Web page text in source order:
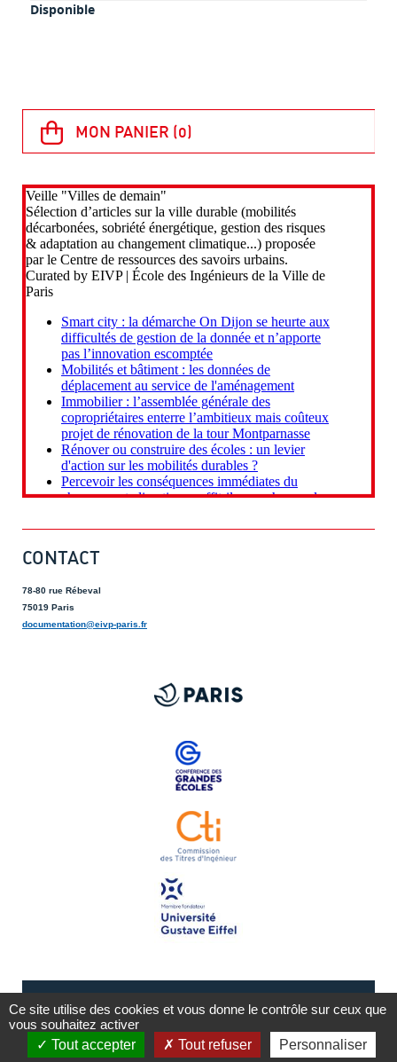
Disponible
CONTACT
78-80 rue Rébeval
75019 Paris
documentation@eivp-paris.fr
Mentions légales Plan du site
Ce site utilise des cookies et vous donne le contrôle sur ceux que
vous souhaitez activer
Tout accepter
Tout refuser Personnaliser